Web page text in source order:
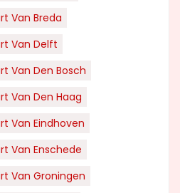
Van Breda
Van Delft
Van Den Bosch
Van Den Haag
Van Eindhoven
Van Enschede
Van Groningen